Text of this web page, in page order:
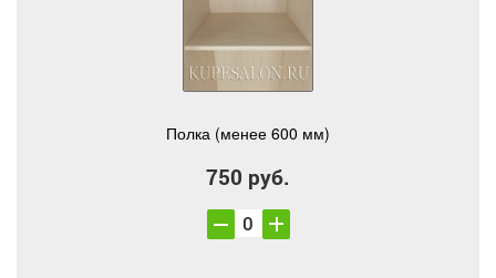
Полка (менее 600 мм)
750 руб.